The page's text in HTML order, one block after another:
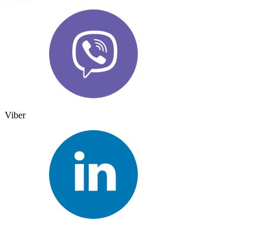
Viber